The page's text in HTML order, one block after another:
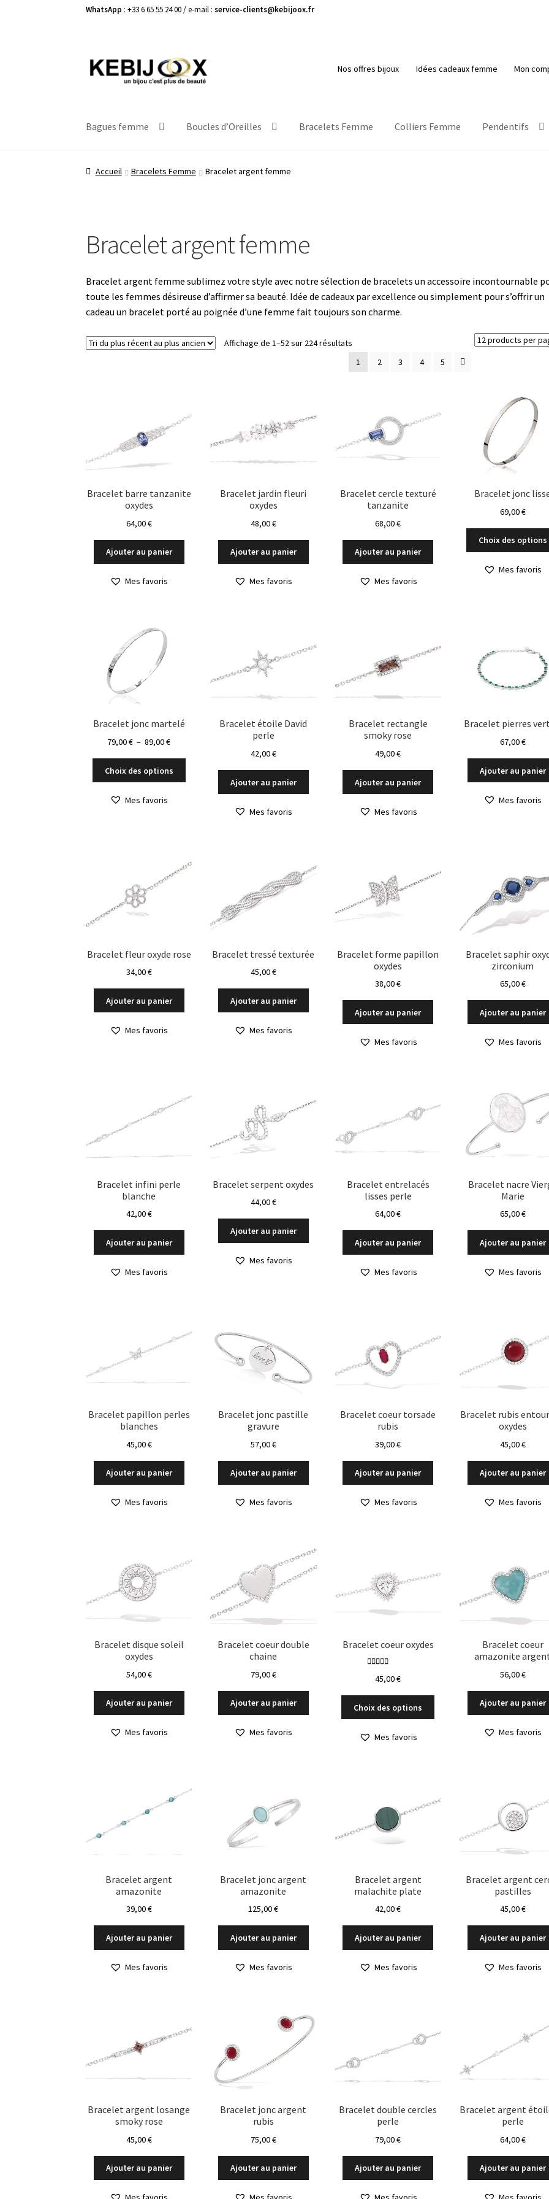
WhatsApp : +33 6 65 55 24 00 / e-mail :service-clients@kebijoox.fr
Aller
à
Aller
au
Nos offres bijoux Idées cadeaux femme Mon
Bagues femme Boucles d’Oreilles Bracelets Femme Colliers Femme Pendentifs
Accueil Bracelets Femme Bracelet argent femme
Bracelet argent femme
Bracelet argent femme sublimez votre style avec notre sélection de bracelets un accessoire incontournable
toute les femmes désireuse d’affirmer sa beauté. Idée de cadeaux par excellence ou simplement pour s’offrir un
cadeau un bracelet porté au poignée d’une femme fait toujours son charme.
Affichage de 1–52 sur 224 résultats
du
plus
ancien
1 2 3 4 5
Bracelet barre tanzanite
oxydes
64,00€
Ajouter au panier
Mes favoris
Bracelet jardin fleuri
oxydes
48,00€
Ajouter au panier
Mes favoris
Bracelet cercle texturé
tanzanite
68,00€
Ajouter au panier
Mes favoris
Bracelet jonc
69,00€
Choix des options
Mes favoris
Bracelet jonc martelé
79,00€ – 89,00€Plage
prix :
79,00 €
Choix des options
être
produit
Mes favoris
Bracelet étoile David
perle
42,00€
Ajouter au panier
Mes favoris
Bracelet rectangle
smoky rose
49,00€
Ajouter au panier
Mes favoris
Bracelet pierres
67,00€
Ajouter au panier
Mes favoris
Bracelet fleur oxyde rose
34,00€
Ajouter au panier
Mes favoris
Bracelet tressé texturée
45,00€
Ajouter au panier
Mes favoris
Bracelet forme papillon
oxydes
38,00€
Ajouter au panier
Mes favoris
Bracelet saphir
zirconium
65,00€
Ajouter au panier
Mes favoris
Bracelet infini perle
blanche
42,00€
Ajouter au panier
Mes favoris
Bracelet serpent oxydes
44,00€
Ajouter au panier
Mes favoris
Bracelet entrelacés
lisses perle
64,00€
Ajouter au panier
Mes favoris
Bracelet nacre
Marie
65,00€
Ajouter au panier
Mes favoris
Bracelet papillon perles
blanches
45,00€
Ajouter au panier
Mes favoris
Bracelet jonc pastille
gravure
57,00€
Ajouter au panier
Mes favoris
Bracelet coeur torsade
rubis
39,00€
Ajouter au panier
Mes favoris
Bracelet rubis
oxydes
45,00€
Ajouter au panier
Mes favoris
Bracelet disque soleil
oxydes
54,00€
Ajouter au panier
Mes favoris
Bracelet coeur double
chaine
79,00€
Ajouter au panier
Mes favoris
Bracelet coeur oxydes
5
45,00€
Choix des options
peuvent
Mes favoris
Bracelet coeur
amazonite
56,00€
Ajouter au panier
Mes favoris
Bracelet argent
amazonite
39,00€
Ajouter au panier
Mes favoris
Bracelet jonc argent
amazonite
125,00€
Ajouter au panier
Mes favoris
Bracelet argent
malachite plate
42,00€
Ajouter au panier
Mes favoris
Bracelet argent
pastilles
45,00€
Ajouter au panier
Mes favoris
Bracelet argent losange
smoky rose
45,00€
Ajouter au panier
Bracelet jonc argent
rubis
75,00€
Ajouter au panier
Bracelet double cercles
perle
79,00€
Ajouter au panier
Bracelet argent
perle
64,00€
Ajouter au panier